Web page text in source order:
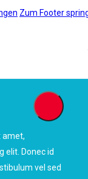
Zum Footer
amet,
elit. Donec id
vel sed